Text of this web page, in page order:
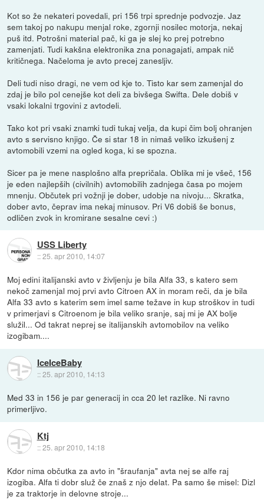
Kot so že nekateri povedali, pri 156 trpi sprednje podvozje. Jaz
sem takoj po nakupu menjal roke, zgornji nosilec motorja, nekaj
puš itd. Potrošni material pač, ki ga je slej ko prej potrebno
zamenjati. Tudi kakšna elektronika zna ponagajati, ampak nič
kritičnega. Načeloma je avto precej zanesljiv.
Deli tudi niso dragi, ne vem od kje to. Tisto kar sem zamenjal do
zdaj je bilo pol cenejše kot deli za bivšega Swifta. Dele dobiš v
vsaki lokalni trgovini z avtodeli.
Tako kot pri vsaki znamki tudi tukaj velja, da kupi čim bolj ohranjen
avto s servisno knjigo. Če si star 18 in nimaš veliko izkušenj z
avtomobili vzemi na ogled koga, ki se spozna.
Sicer pa je mene nasplošno alfa prepričala. Oblika mi je všeč, 156
je eden najlepših (civilnih) avtomobilih zadnjega časa po mojem
mnenju. Občutek pri vožnji je dober, udobje na nivoju... Skratka,
dober avto, čeprav ima nekaj minusov. Pri V6 dobiš še bonus,
odličen zvok in kromirane sesalne cevi :)
USS Liberty
::25. apr 2010, 14:07
Moj edini italijanski avto v življenju je bila Alfa 33, s katero sem
nekoč zamenjal moj prvi avto Citroen AX in moram reči, da je bila
Alfa 33 avto s katerim sem imel same težave in kup stroškov in tudi
v primerjavi s Citroenom je bila veliko sranje, saj mi je AX bolje
služil... Od takrat neprej se italijanskih avtomobilov na veliko
izogibam....
IceIceBaby
::25. apr 2010, 14:13
Med 33 in 156 je par generacij in cca 20 let razlike. Ni ravno
primerljivo.
Ktj
::25. apr 2010, 14:18
Kdor nima občutka za avto in "šraufanja" avta nej se alfe raj
izogiba. Alfa ti dobr služ če znaš z njo delat. Pa samo še misel: Dizl
je za traktorje in delovne stroje...